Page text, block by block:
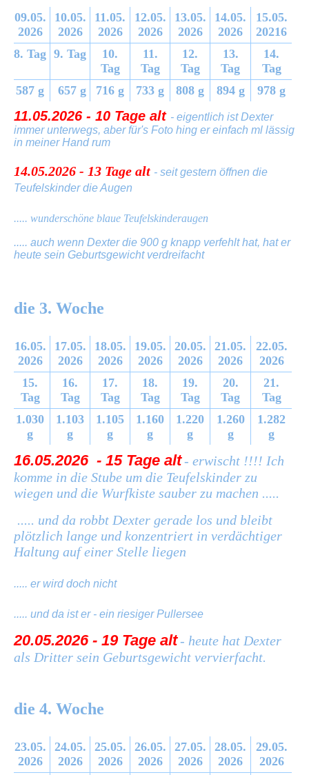
09.05.
2026
10.05.
2026
11.05.
2026
12.05.
2026
13.05.
2026
14.05.
2026
15.05.
20216
8. Tag 9. Tag
10.
Tag
11.
Tag
12.
Tag
13.
Tag
14.
Tag
587 g
657 g 716 g 733 g 808 g 894 g 978 g
11.05.2026 - 10 Tage alt - eigentlich ist Dexter
immer unterwegs, aber für's Foto hing er einfach ml lässig
in meiner Hand rum
14.05.2026 - 13 Tage alt - seit gestern öffnen die
Teufelskinder die Augen
..... wunderschöne blaue Teufelskinderaugen
..... auch wenn Dexter die 900 g knapp verfehlt hat, hat er
heute sein Geburtsgewicht verdreifacht
die 3. Woche
16.05.
2026
17.05.
2026
18.05.
2026
19.05.
2026
20.05.
2026
21.05.
2026
22.05.
2026
15.
Tag
16.
Tag
17.
Tag
18.
Tag
19.
Tag
20.
Tag
21.
Tag
1.030
g
1.103
g
1.105
g
1.160
g
1.220
g
1.260
g
1.282
g
16.05.2026 - 15 Tage alt- erwischt !!!! Ich
komme in die Stube um die Teufelskinder zu
wiegen und die Wurfkiste sauber zu machen .....
..... und da robbt Dexter gerade los und bleibt
plötzlich lange und konzentriert in verdächtiger
Haltung auf einer Stelle liegen
..... er wird doch nicht
..... und da ist er - ein riesiger Pullersee
20.05.2026 - 19 Tage alt- heute hat Dexter
als Dritter sein Geburtsgewicht vervierfacht.
die 4. Woche
23.05.
2026
24.05.
2026
25.05.
2026
26.05.
2026
27.05.
2026
28.05.
2026
29.05.
2026